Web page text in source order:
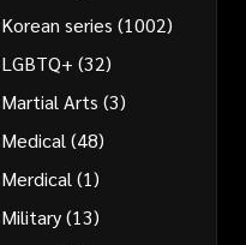
Korean series (1002)
LGBTQ+ (32)
Martial Arts (3)
Medical (48)
Merdical (1)
Military(13)